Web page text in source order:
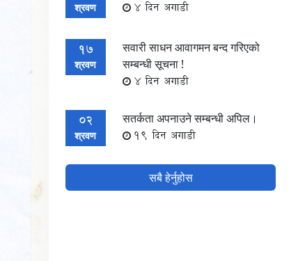
श्रवण 4 दिन अगाडी
17
श्रवण
सवारी साधन आवागमन बन्द गरिएको
सम्बन्धी सूचना !
4 दिन अगाडी
02
श्रवण
सतर्कता अपनाउने सम्बन्धी अपिल।
19 दिन अगाडी
सबै हेर्नुहोस